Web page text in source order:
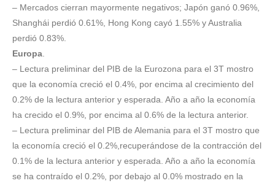
– Mercados cierran mayormente negativos; Japón ganó 0.96%,
Shanghái perdió 0.61%, Hong Kong cayó 1.55% y Australia
perdió 0.83%.
Europa
– Lectura preliminar del PIB de la Eurozona para el 3T mostro
que la economía creció el 0.4%, por encima al crecimiento del
0.2% de la lectura anterior y esperada. Año a año la economía
ha crecido el 0.9%, por encima al 0.6% de la lectura anterior.
– Lectura preliminar del PIB de Alemania para el 3T mostro que
la economía creció el 0.2%,recuperándose de la contracción del
0.1% de la lectura anterior y esperada. Año a año la economía
se ha contraído el 0.2%, por debajo al 0.0% mostrado en la